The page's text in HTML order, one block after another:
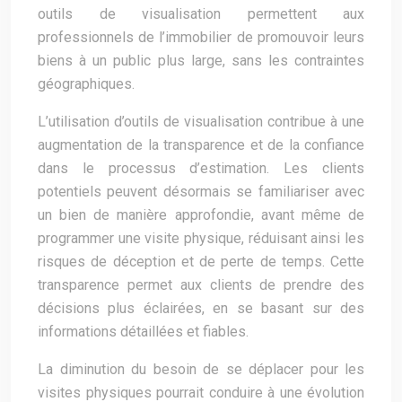
outils de visualisation permettent aux
professionnels de l’immobilier de promouvoir leurs
biens à un public plus large, sans les contraintes
géographiques.
L’utilisation d’outils de visualisation contribue à une
augmentation de la transparence et de la confiance
dans le processus d’estimation. Les clients
potentiels peuvent désormais se familiariser avec
un bien de manière approfondie, avant même de
programmer une visite physique, réduisant ainsi les
risques de déception et de perte de temps. Cette
transparence permet aux clients de prendre des
décisions plus éclairées, en se basant sur des
informations détaillées et fiables.
La diminution du besoin de se déplacer pour les
visites physiques pourrait conduire à une évolution